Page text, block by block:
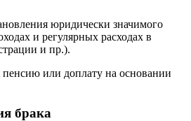
юридически значимого
и регулярных расходах в
и пр.).
или доплату на основании
брака